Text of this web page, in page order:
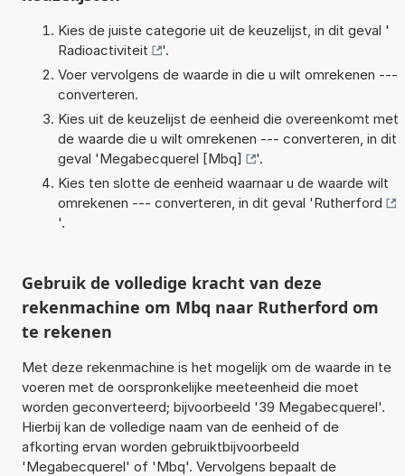
Kies de juiste categorie uit de keuzelijst, in dit geval '
Radioactiviteit
'.
Voer vervolgens de waarde in die u wilt omrekenen ---
converteren.
Kies uit de keuzelijst de eenheid die overeenkomt met
de waarde die u wilt omrekenen --- converteren, in dit
geval 'Megabecquerel [Mbq]
'.
Kies ten slotte de eenheid waarnaar u de waarde wilt
omrekenen --- converteren, in dit geval 'Rutherford
'.
Gebruik de volledige kracht van deze
rekenmachine om Mbq naar Rutherford om
te rekenen
Met deze rekenmachine is het mogelijk om de waarde in te
voeren met de oorspronkelijke meeteenheid die moet
worden geconverteerd; bijvoorbeeld '39 Megabecquerel'.
Hierbij kan de volledige naam van de eenheid of de
afkorting ervan worden gebruiktbijvoorbeeld
'Megabecquerel' of 'Mbq'. Vervolgens bepaalt de